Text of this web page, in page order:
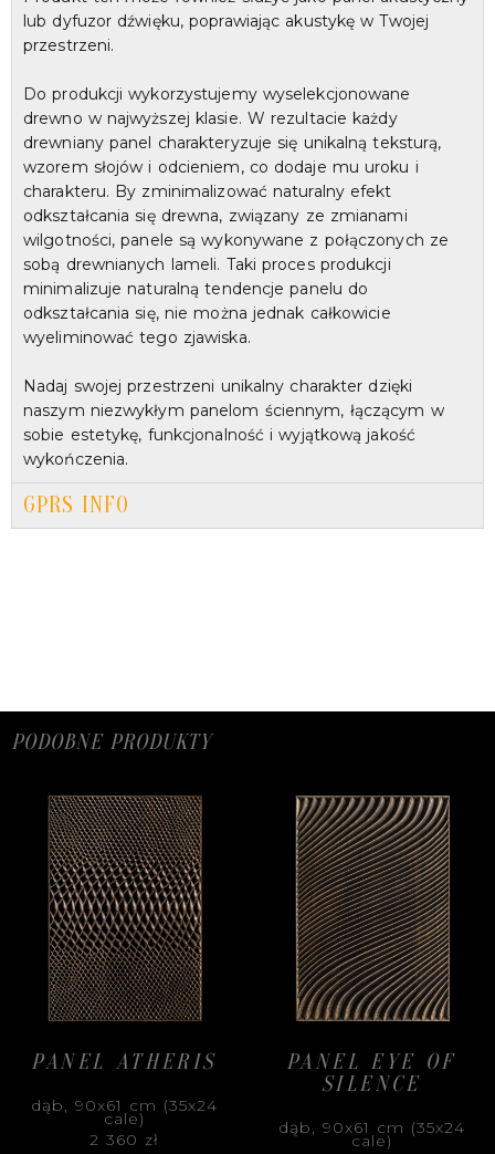
lub dyfuzor dźwięku, poprawiając akustykę w Twojej
przestrzeni.
Do produkcji wykorzystujemy wyselekcjonowane
drewno w najwyższej klasie. W rezultacie każdy
drewniany panel charakteryzuje się unikalną teksturą,
wzorem słojów i odcieniem, co dodaje mu uroku i
charakteru. By zminimalizować naturalny efekt
odkształcania się drewna, związany ze zmianami
wilgotności, panele są wykonywane z połączonych ze
sobą drewnianych lameli. Taki proces produkcji
minimalizuje naturalną tendencje panelu do
odkształcania się, nie można jednak całkowicie
wyeliminować tego zjawiska.
Nadaj swojej przestrzeni unikalny charakter dzięki
naszym niezwykłym panelom ściennym, łączącym w
sobie estetykę, funkcjonalność i wyjątkową jakość
wykończenia.
GPRS INFO
PODOBNE PRODUKTY
PANEL ATHERIS
dąb, 90x61 cm (35x24
cale)
2 360 zł
PANEL EYE OF
SILENCE
dąb, 90x61 cm (35x24
cale)